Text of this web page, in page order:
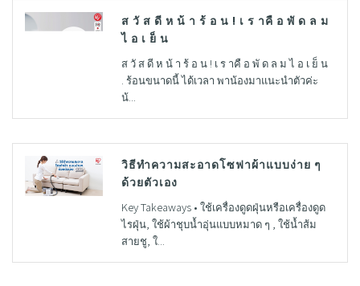
ส วั ส ดี ห น้ า ร้ อ น ! เ ร าคื อ พั ด ล ม
ไ อ เ ย็ น
ส วั ส ดี ห น้ า ร้ อ น ! เ ร าคื อ พั ด ล ม ไ อ เ ย็ น
. ร้อนขนาดนี้ ได้เวลา พาน้องมาแนะนำตัวค่ะ
น้...
วิธีทำความสะอาดโซฟาผ้าแบบง่าย ๆ
ด้วยตัวเอง
Key Takeaways • ใช้เครื่องดูดฝุ่นหรือเครื่องดูด
ไรฝุ่น, ใช้ผ้าชุบน้ำอุ่นแบบหมาด ๆ , ใช้น้ำส้ม
สายชู, ใ...